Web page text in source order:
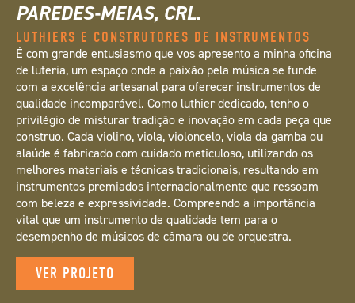
PAREDES-MEIAS, CRL.
LUTHIERS E CONSTRUTORES DE INSTRUMENTOS
É com grande entusiasmo que vos apresento a minha oficina
de luteria, um espaço onde a paixão pela música se funde
com a excelência artesanal para oferecer instrumentos de
qualidade incomparável. Como luthier dedicado, tenho o
privilégio de misturar tradição e inovação em cada peça que
construo. Cada violino, viola, violoncelo, viola da gamba ou
alaúde é fabricado com cuidado meticuloso, utilizando os
melhores materiais e técnicas tradicionais, resultando em
instrumentos premiados internacionalmente que ressoam
com beleza e expressividade. Compreendo a importância
vital que um instrumento de qualidade tem para o
desempenho de músicos de câmara ou de orquestra.
VER PROJETO